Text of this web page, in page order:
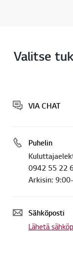
Valitse
VIA CHAT
Puhelin
0942 55 22
Arkisin:
Sähköposti
Lähetä